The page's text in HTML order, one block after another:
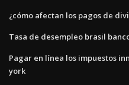
¿cómo afectan los pagos de
Tasa de desempleo brasil
Pagar en línea los impuestos
york